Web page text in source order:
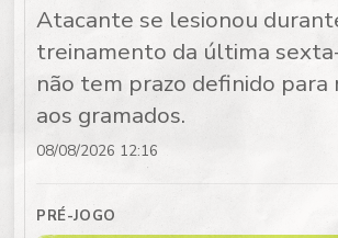
Atacante se lesionou
treinamento da última
não tem prazo definido
aos gramados.
08/08/2026 12:16
PRÉ-JOGO